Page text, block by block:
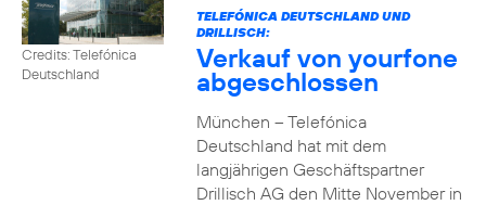
Credits: Telefónica
Deutschland
TELEFÓNICA DEUTSCHLAND UND
DRILLISCH:
Verkauf von yourfone
abgeschlossen
München – Telefónica
Deutschland hat mit dem
langjährigen Geschäftspartner
Drillisch AG den Mitte November in